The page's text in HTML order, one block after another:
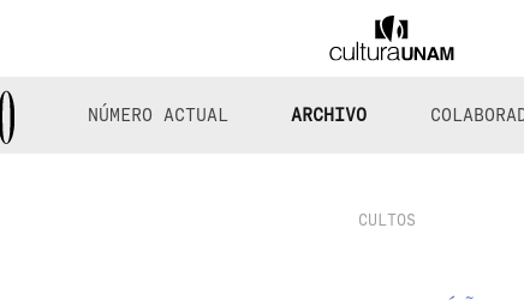
NÚMERO ACTUAL ARCHIVO
CULTOS